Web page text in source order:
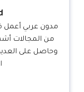
مدون عربي أعمل
وحاصل على